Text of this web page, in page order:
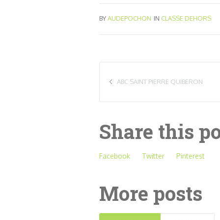
BYAUDEPOCHON IN CLASSE DEHORS
ABC SAINT PIERRE QUIBERON
Share this
Facebook Twitter Pinterest
More posts